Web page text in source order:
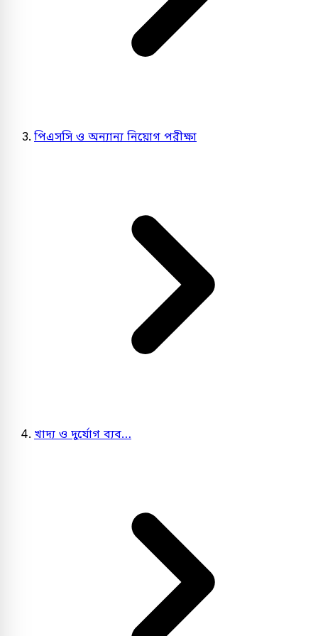
পিএসসি ও অন্যান্য নিয়োগ পরীক্ষা
খাদ্য ও দুর্যোগ ব্যব…